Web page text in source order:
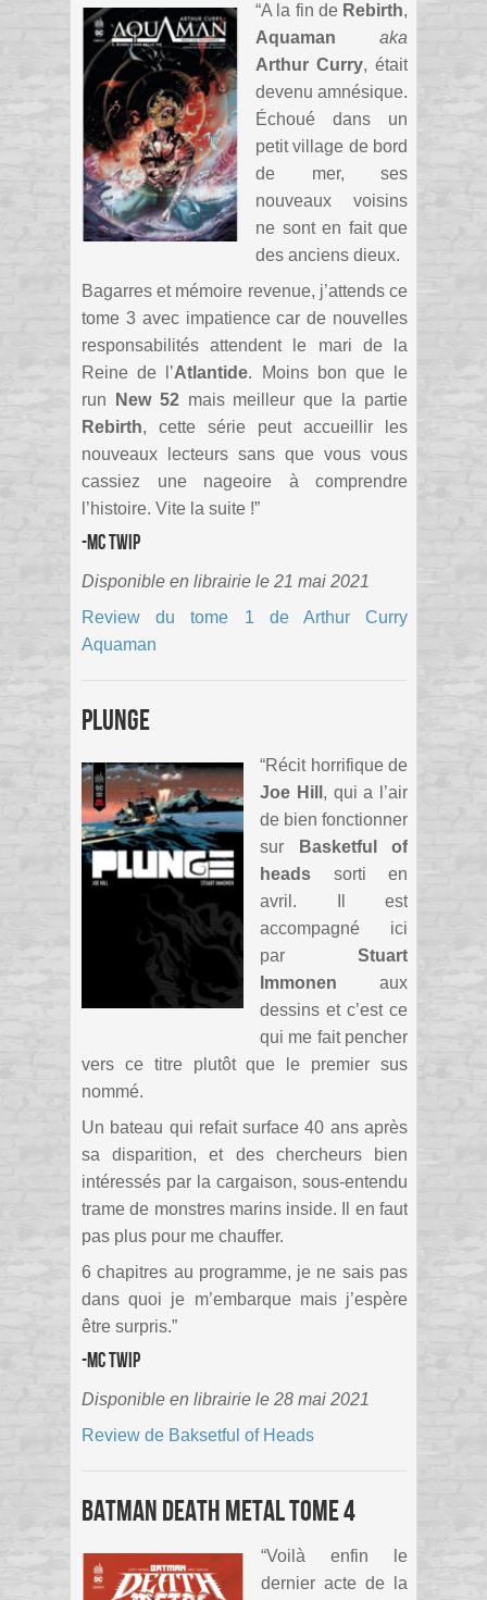
“A la fin de Rebirth,
Aquaman aka
Arthur Curry, était
devenu amnésique.
Échoué dans un
petit village de bord
de mer, ses
nouveaux voisins
ne sont en fait que
des anciens dieux.
Bagarres et mémoire revenue, j’attends ce
tome 3 avec impatience car de nouvelles
responsabilités attendent le mari de la
Reine de l’Atlantide. Moins bon que le
run
New 52 mais meilleur que la partie
Rebirth, cette série peut accueillir les
nouveaux lecteurs sans que vous vous
cassiez une nageoire à comprendre
l’histoire. Vite la suite !”
-MC Twip
Disponible en librairie le 21 mai 2021
Review du tome 1 de Arthur Curry
Aquaman
Plunge
“Récit horrifique de
Joe Hill , qui a l’air
de bien fonctionner
sur
Basketful of
heads sorti en
avril. Il est
accompagné ici
par Stuart
Immonen aux
dessins et c’est ce
qui me fait pencher
vers ce titre plutôt que le premier sus
nommé.
Un bateau qui refait surface 40 ans après
sa disparition, et des chercheurs bien
intéressés par la cargaison, sous-entendu
trame de monstres marins inside. Il en faut
pas plus pour me chauffer.
6 chapitres au programme, je ne sais pas
dans quoi je m’embarque mais j’espère
être surpris.”
-MC Twip
Disponible en librairie le 28 mai 2021
Review de Baksetful of Heads
Batman Death Metal tome 4
“Voilà enfin le
dernier acte de la